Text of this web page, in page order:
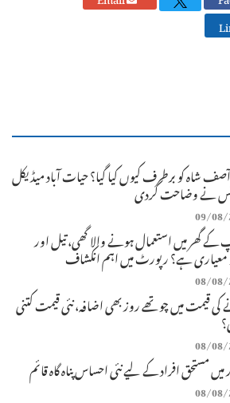
آصف شاہ کو برطرف کیوں کیا گیا؟ حیات آباد میڈیکل
نے وضاحت کردی
09/
کے گھر میں استعمال ہونے والا گھی، تیل اور
ہے؟ رپورٹ میں اہم انکشاف
08/
قیمت میں چوتھے روز بھی اضافہ، نئی قیمت کتنی
08/
میں مستحق افراد کے لیے نئی احساس پناہ گاہ قائم
08/